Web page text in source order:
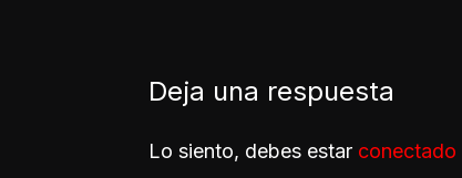
Deja una respuesta
Lo siento, debes estar conectado